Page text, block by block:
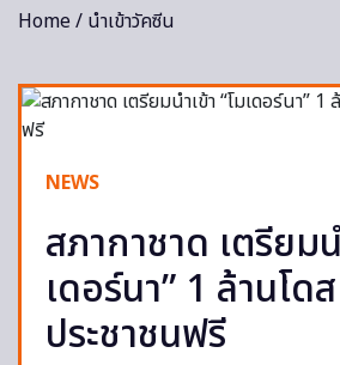
Home/ นำเข้าวัคซีน
NEWS
สภากาชาด เตรียมน
เดอร์นา” 1 ล้านโด
ประชาชนฟรี